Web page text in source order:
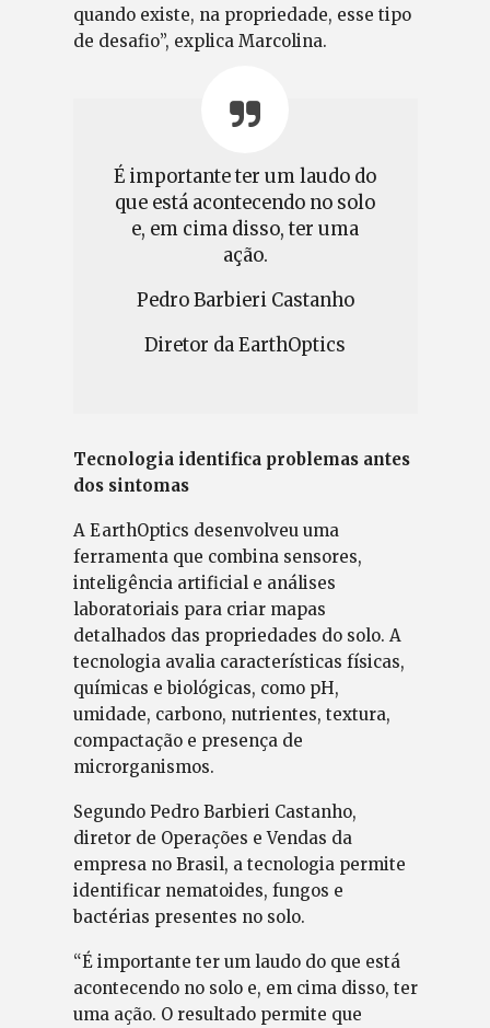
quando existe, na propriedade, esse tipo
de desafio”, explica Marcolina.
É importante ter um laudo do
que está acontecendo no solo
e, em cima disso, ter uma
ação.
Pedro Barbieri Castanho
Diretor da EarthOptics
Tecnologia identifica problemas antes
dos sintomas
A EarthOptics desenvolveu uma
ferramenta que combina sensores,
inteligência artificial e análises
laboratoriais para criar mapas
detalhados das propriedades do solo. A
tecnologia avalia características físicas,
químicas e biológicas, como pH,
umidade, carbono, nutrientes, textura,
compactação e presença de
microrganismos.
Segundo Pedro Barbieri Castanho,
diretor de Operações e Vendas da
empresa no Brasil, a tecnologia permite
identificar nematoides, fungos e
bactérias presentes no solo.
“É importante ter um laudo do que está
acontecendo no solo e, em cima disso, ter
uma ação. O resultado permite que